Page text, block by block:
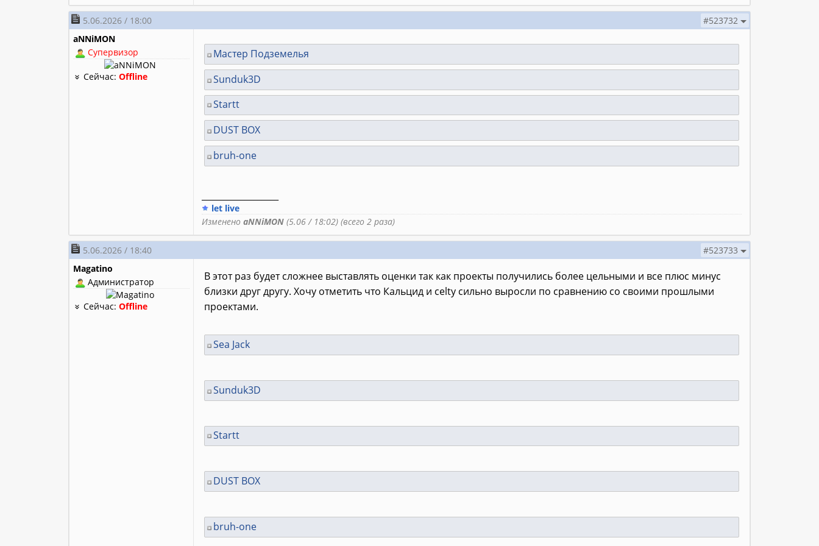
5.06.2026 / 18:00
#523732
aNNiMON
Супервизор
Сейчас:Offline
Мастер Подземелья
Sunduk3D
Startt
DUST BOX
bruh-one
let live
Изменено aNNiMON(5.06 / 18:02) (всего 2 раза)
5.06.2026 / 18:40
#523733
Magatino
Администратор
Сейчас:Offline
В этот раз будет сложнее выставлять оценки так как проекты получились более цельными и все плюс минус
близки друг другу. Хочу отметить что Кальцид и celty сильно выросли по сравнению со своими прошлыми
проектами.
Sea Jack
Sunduk3D
Startt
DUST BOX
bruh-one